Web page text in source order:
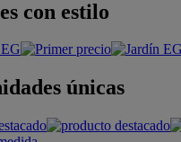
con estilo
únicas